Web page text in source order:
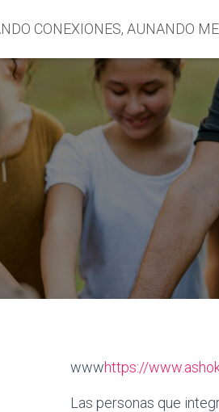
CONEXIONES, AUNANDO
wwwhttps://
Las personas que